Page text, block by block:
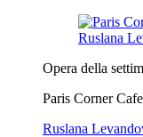
Opera della
Paris Corner
Ruslana